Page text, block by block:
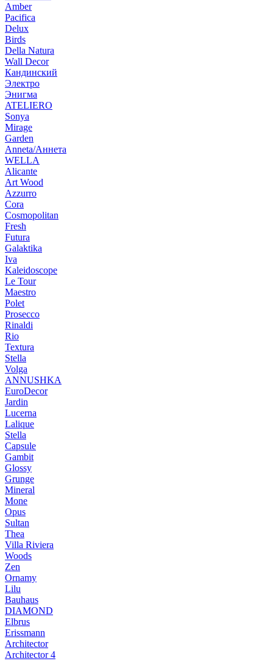
Amber
Pacifica
Delux
Birds
Della Natura
Wall Decor
Кандинский
Электро
Энигма
ATELIERO
Sonya
Mirage
Garden
Anneta/Аннета
WELLA
Alicante
Art Wood
Azzurro
Cora
Cosmopolitan
Fresh
Futura
Galaktika
Iva
Kaleidoscope
Le Tour
Maestro
Polet
Prosecco
Rinaldi
Rio
Textura
Stella
Volga
ANNUSHKA
EuroDecor
Jardin
Lucerna
Lalique
Stella
Capsule
Gambit
Glossy
Grunge
Mineral
Mone
Opus
Sultan
Thea
Villa Riviera
Woods
Zen
Ornamy
Lilu
Bauhaus
DIAMOND
Elbrus
Erissmann
Architector
Architector 4